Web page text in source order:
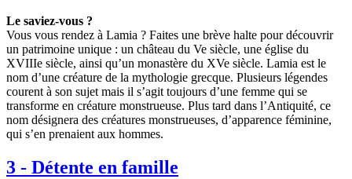
Le saviez-vous ?
Vous vous rendez à Lamia ? Faites une brève halte pour découvrir
un patrimoine unique : un château du Ve siècle, une église du
XVIIIe siècle, ainsi qu’un monastère du XVe siècle. Lamia est le
nom d’une créature de la mythologie grecque. Plusieurs légendes
courent à son sujet mais il s’agit toujours d’une femme qui se
transforme en créature monstrueuse. Plus tard dans l’Antiquité, ce
nom désignera des créatures monstrueuses, d’apparence féminine,
qui s’en prenaient aux hommes.
3 - Détente en famille